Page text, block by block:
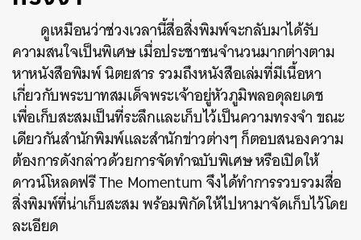
ดูเหมือนว่าช่วงเวลานี้สื่อสิ่งพิมพ์จะกลับมาได้รับ
ความสนใจเป็นพิเศษ เมื่อประชาชนจำนวนมากต่างตาม
หาหนังสือพิมพ์ นิตยสาร รวมถึงหนังสือเล่มที่มีเนื้อหา
เกี่ยวกับพระบาทสมเด็จพระเจ้าอยู่หัวภูมิพลอดุลยเดช
เพื่อเก็บสะสมเป็นที่ระลึกและเก็บไว้เป็นความทรงจำ ขณะ
เดียวกันสำนักพิมพ์และสำนักข่าวต่างๆ ก็ตอบสนองความ
ต้องการดังกล่าวด้วยการจัดทำฉบับพิเศษ หรือเปิดให้
ดาวน์โหลดฟรี The Momentum จึงได้ทำการรวบรวมสื่อ
สิ่งพิมพ์ที่น่าเก็บสะสม พร้อมพิกัดให้ไปหามาจัดเก็บไว้โดย
ละเอียด